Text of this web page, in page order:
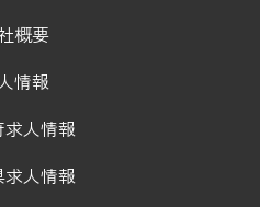
概要
情報
求人情報
人情報